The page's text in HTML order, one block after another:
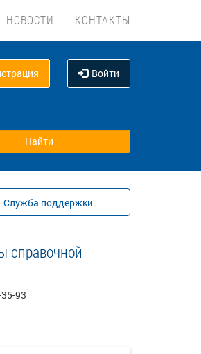
НОВОСТИ КОНТАКТЫ
Войти
Служба поддержки
справочной
93